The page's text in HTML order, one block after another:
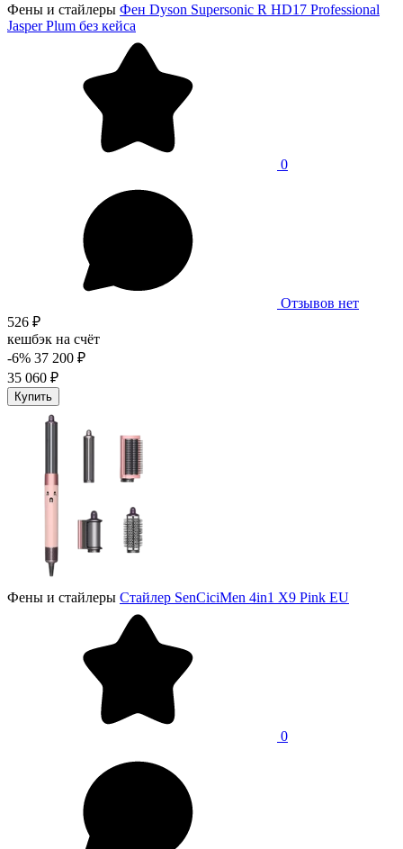
Фены и стайлеры Фен Dyson Supersonic R HD17 Professional
Jasper Plum без кейса
0
Отзывов нет
526 ₽
кешбэк на счёт
-6% 37 200 ₽
35 060 ₽
Купить
Фены и стайлеры Стайлер SenCiciMen 4in1 X9 Pink EU
0